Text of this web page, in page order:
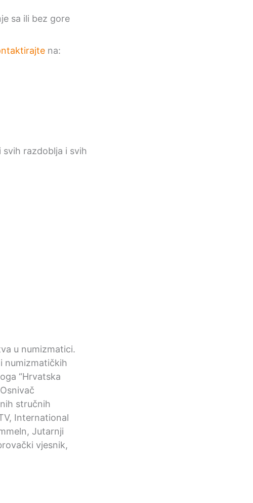
sa ili bez gore
na:
i svih razdoblja i svih
u numizmatici.
numizmatičkih
“Hrvatska
stručnih
International
Jutarnji
vjesnik,